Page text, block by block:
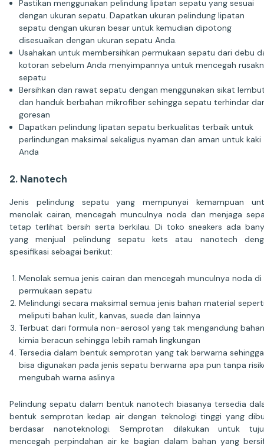
Pastikan menggunakan pelindung lipatan sepatu yang sesuai
dengan ukuran sepatu. Dapatkan ukuran pelindung lipatan
sepatu dengan ukuran besar untuk kemudian dipotong
disesuaikan dengan ukuran sepatu Anda.
Usahakan untuk membersihkan permukaan sepatu dari debu
kotoran sebelum Anda menyimpannya untuk mencegah
sepatu
Bersihkan dan rawat sepatu dengan menggunakan sikat
dan handuk berbahan mikrofiber sehingga sepatu terhindar
goresan
Dapatkan pelindung lipatan sepatu berkualitas terbaik untuk
perlindungan maksimal sekaligus nyaman dan aman untuk kaki
Anda
2. Nanotech
Jenis pelindung sepatu yang mempunyai kemampuan
menolak cairan, mencegah munculnya noda dan menjaga
tetap terlihat bersih serta berkilau. Di toko sneakers ada
yang menjual pelindung sepatu kets atau nanotech
spesifikasi sebagai berikut:
Menolak semua jenis cairan dan mencegah munculnya noda di
permukaan sepatu
Melindungi secara maksimal semua jenis bahan material
meliputi bahan kulit, kanvas, suede dan lainnya
Terbuat dari formula non-aerosol yang tak mengandung bahan
kimia beracun sehingga lebih ramah lingkungan
Tersedia dalam bentuk semprotan yang tak berwarna sehingga
bisa digunakan pada jenis sepatu berwarna apa pun tanpa
mengubah warna aslinya
Pelindung sepatu dalam bentuk nanotech biasanya tersedia
bentuk semprotan kedap air dengan teknologi tinggi yang
berdasar nanoteknologi. Semprotan dilakukan untuk
mencegah perpindahan air ke bagian dalam bahan yang